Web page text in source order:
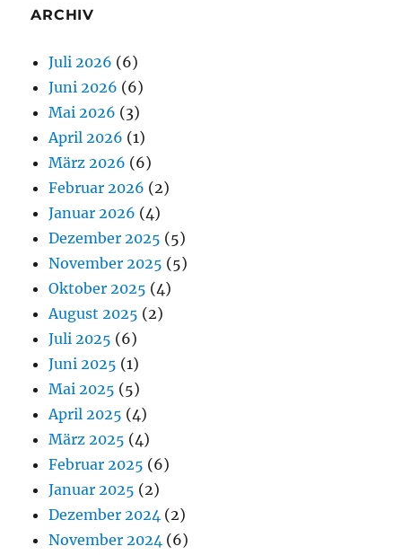
ARCHIV
Juli 2026 (6)
Juni 2026 (6)
Mai 2026 (3)
April 2026 (1)
März 2026 (6)
Februar 2026 (2)
Januar 2026 (4)
Dezember 2025 (5)
November 2025 (5)
Oktober 2025 (4)
August 2025 (2)
Juli 2025 (6)
Juni 2025 (1)
Mai 2025 (5)
April 2025 (4)
März 2025 (4)
Februar 2025 (6)
Januar 2025 (2)
Dezember 2024 (2)
November 2024 (6)